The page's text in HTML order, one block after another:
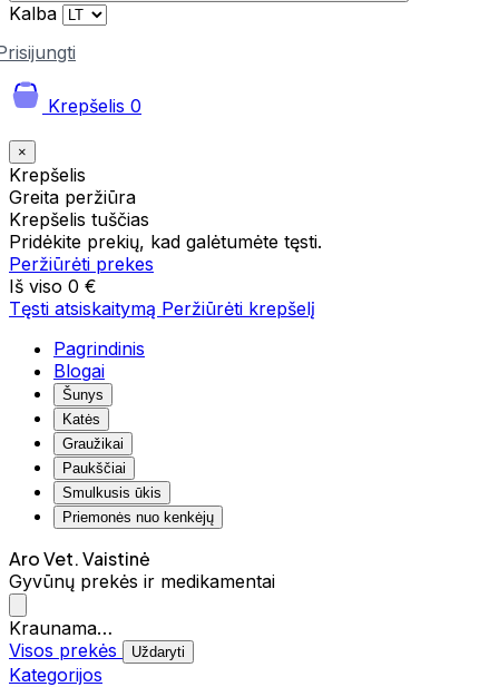
Kalba
Krepšelis 0
×
Krepšelis
Greita peržiūra
Krepšelis tuščias
Pridėkite prekių, kad galėtumėte tęsti.
Peržiūrėti prekes
Iš viso 0 €
Tęsti atsiskaitymą Peržiūrėti krepšelį
Pagrindinis
Blogai
Šunys
Katės
Graužikai
Paukščiai
Smulkusis ūkis
Priemonės nuo kenkėjų
Aro Vet. Vaistinė
Gyvūnų prekės ir medikamentai
Kraunama…
Visos prekės
Uždaryti
Kategorijos